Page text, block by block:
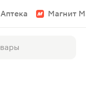
Аптека Магнит